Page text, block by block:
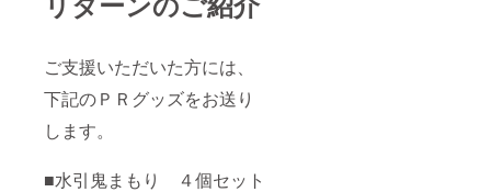
ご支援いただいた方には、
下記のＰＲグッズをお送り
します。
■水引鬼まもり ４個セット